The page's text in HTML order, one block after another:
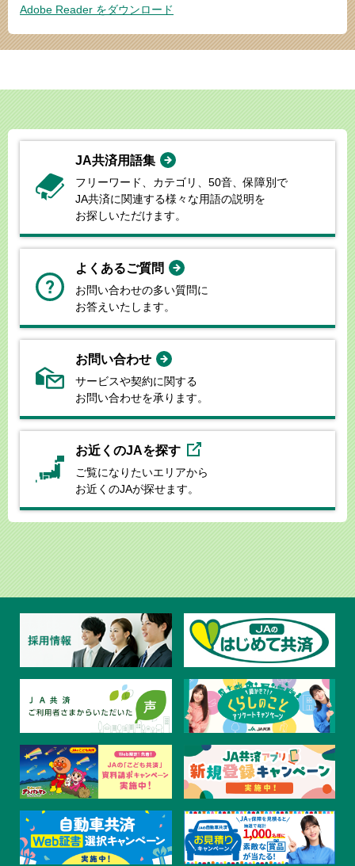
Adobe Reader をダウンロード
JA共済用語集
フリーワード、カテゴリ、50音、保障別で
JA共済に関連する様々な用語の説明を
お探しいただけます。
よくあるご質問
お問い合わせの多い質問に
お答えいたします。
お問い合わせ
サービスや契約に関する
お問い合わせを承ります。
お近くのJAを探す
ご覧になりたいエリアから
お近くのJAが探せます。